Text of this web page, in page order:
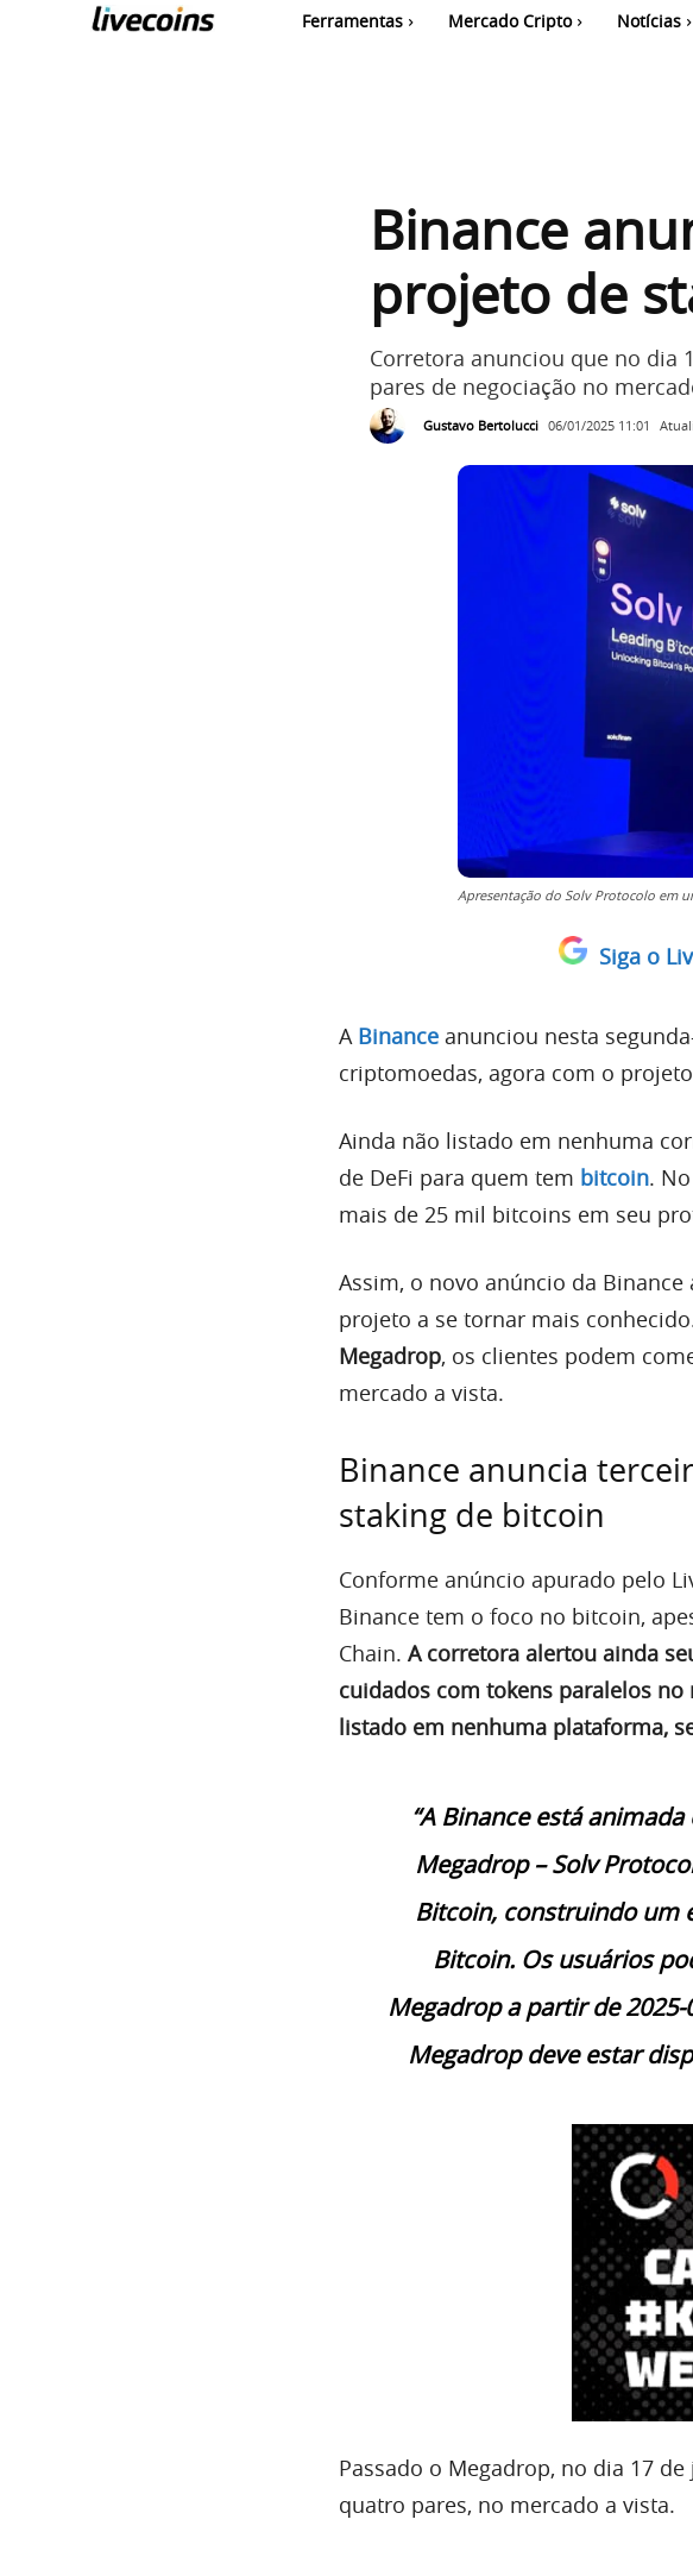
Ferramentas Mercado Cripto Notícias
Binance
projeto de
Corretora anunciou que no dia
pares de negociação no
Gustavo Bertolucci 06/01/2025 11:01
Apresentação do Solv Protocolo em
Siga o
A Binance anunciou nesta
criptomoedas, agora com o
Ainda não listado em nenhuma
de DeFi para quem tem bitcoin.
mais de 25 mil bitcoins em seu
Assim, o novo anúncio da
projeto a se tornar mais
Megadrop, os clientes podem
mercado a vista.
Binance anuncia
staking de bitcoin
Conforme anúncio apurado pelo
Binance tem o foco no bitcoin,
Chain. A corretora alertou ainda
cuidados com tokens paralelos no
listado em nenhuma plataforma,
“A Binance está
Megadrop – Solv
Bitcoin, construindo um
Bitcoin. Os usuários
Megadrop a partir de 2025-
Megadrop deve estar
Passado o Megadrop, no dia 17
quatro pares, no mercado a vista.